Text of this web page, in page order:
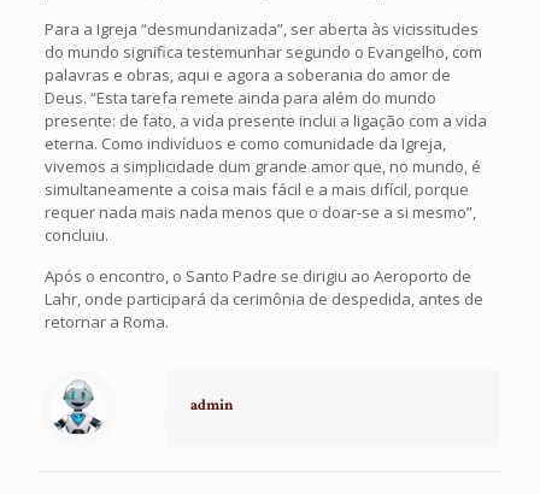
Para a Igreja “desmundanizada”, ser aberta às vicissitudes
do mundo significa testemunhar segundo o Evangelho, com
palavras e obras, aqui e agora a soberania do amor de
Deus. “Esta tarefa remete ainda para além do mundo
presente: de fato, a vida presente inclui a ligação com a vida
eterna. Como indivíduos e como comunidade da Igreja,
vivemos a simplicidade dum grande amor que, no mundo, é
simultaneamente a coisa mais fácil e a mais difícil, porque
requer nada mais nada menos que o doar-se a si mesmo”,
concluiu.
Após o encontro, o Santo Padre se dirigiu ao Aeroporto de
Lahr, onde participará da cerimônia de despedida, antes de
retornar a Roma.
admin